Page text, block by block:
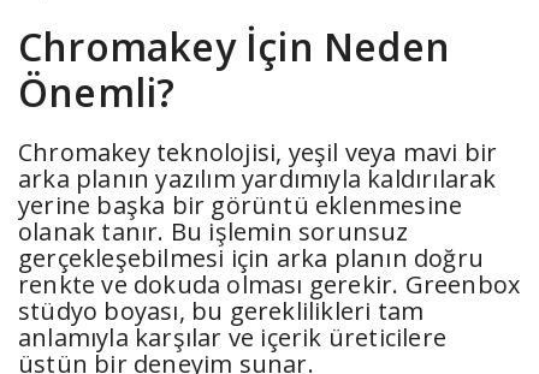
Chromakey İçin Neden
Önemli?
Chromakey teknolojisi, yeşil veya mavi bir
arka planın yazılım yardımıyla kaldırılarak
yerine başka bir görüntü eklenmesine
olanak tanır. Bu işlemin sorunsuz
gerçekleşebilmesi için arka planın doğru
renkte ve dokuda olması gerekir. Greenbox
stüdyo boyası, bu gereklilikleri tam
anlamıyla karşılar ve içerik üreticilere
üstün bir deneyim sunar.